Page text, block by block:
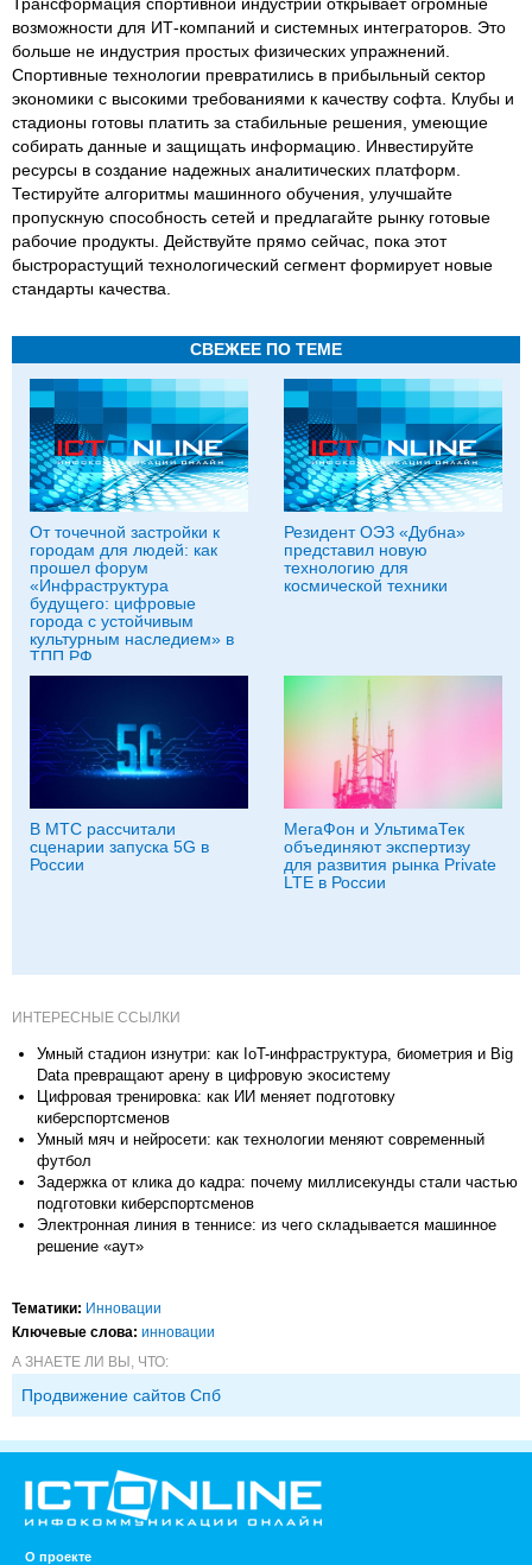
возможности для ИТ-компаний и системных интеграторов. Это
больше не индустрия простых физических упражнений.
Спортивные технологии превратились в прибыльный сектор
экономики с высокими требованиями к качеству софта. Клубы и
стадионы готовы платить за стабильные решения, умеющие
собирать данные и защищать информацию. Инвестируйте
ресурсы в создание надежных аналитических платформ.
Тестируйте алгоритмы машинного обучения, улучшайте
пропускную способность сетей и предлагайте рынку готовые
рабочие продукты. Действуйте прямо сейчас, пока этот
быстрорастущий технологический сегмент формирует новые
стандарты качества.
СВЕЖЕЕ ПО ТЕМЕ
От точечной застройки к
городам для людей: как
прошел форум
«Инфраструктура
будущего: цифровые
города с устойчивым
культурным наследием» в
ТПП РФ
Резидент ОЭЗ «Дубна»
представил новую
технологию для
космической техники
В МТС рассчитали
сценарии запуска 5G в
России
МегаФон и УльтимаТек
объединяют экспертизу
для развития рынка Private
LTE в России
ИНТЕРЕСНЫЕ ССЫЛКИ
Умный стадион изнутри: как IoT-инфраструктура, биометрия и Big
Data превращают арену в цифровую экосистему
Цифровая тренировка: как ИИ меняет подготовку
киберспортсменов
Умный мяч и нейросети: как технологии меняют современный
футбол
Задержка от клика до кадра: почему миллисекунды стали частью
подготовки киберспортсменов
Электронная линия в теннисе: из чего складывается машинное
решение «аут»
Тематики: Инновации
Ключевые слова: инновации
А ЗНАЕТЕ ЛИ ВЫ, ЧТО:
Продвижение сайтов Спб
О проекте